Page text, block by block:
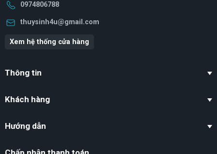
0974806788
thuysinh4u@gmail.com
Xem hệ thống cửa hàng
Thông tin
Khách hàng
Hướng dẫn